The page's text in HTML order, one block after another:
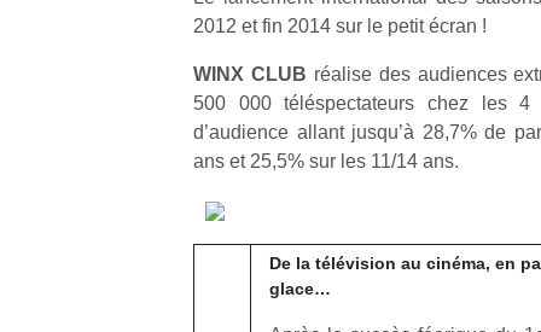
2012 et fin 2014 sur le petit écran !
WINX CLUB réalise des audiences
500 000 téléspectateurs chez les
d’audience allant jusqu’à 28,7% de
ans et 25,5% sur les 11/14 ans.
De la télévision au cinéma, en
glace…